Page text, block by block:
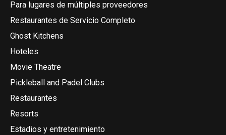
Para lugares de múltiples proveedores
Restaurantes de Servicio Completo
Ghost Kitchens
Hoteles
Movie Theatre
Pickleball and Padel Clubs
Restaurantes
Resorts
Estadios y entretenimiento